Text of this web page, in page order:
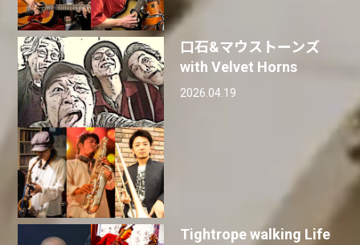
口石&マウストーンズ
with Velvet Horns
2026.04.19
Tightrope walking Life